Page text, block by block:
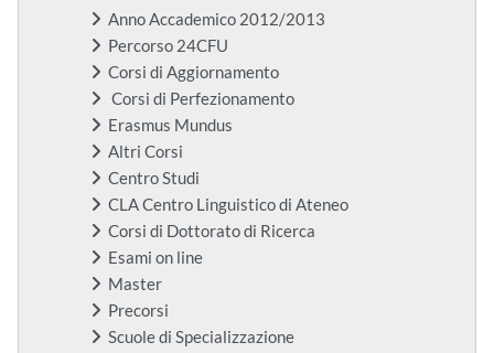
Anno Accademico 2012/2013
Percorso 24CFU
Corsi di Aggiornamento
Corsi di Perfezionamento
Erasmus Mundus
Altri Corsi
Centro Studi
CLA Centro Linguistico di Ateneo
Corsi di Dottorato di Ricerca
Esami on line
Master
Precorsi
Scuole di Specializzazione